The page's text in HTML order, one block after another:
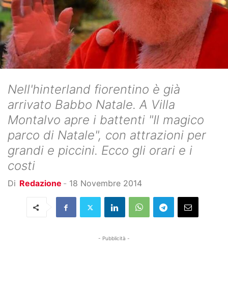
Nell'hinterland fiorentino è già
arrivato Babbo Natale. A Villa
Montalvo apre i battenti "Il magico
parco di Natale", con attrazioni per
grandi e piccini. Ecco gli orari e i
costi
Di Redazione - 18 Novembre 2014
- Pubblicità -